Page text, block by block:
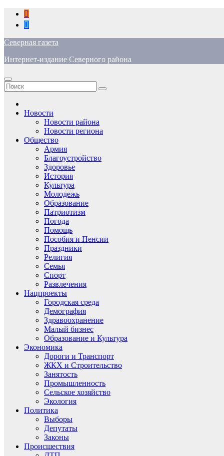
Перейти
содержимому
Северная газета
Интернет-издание Северного района
Новости
Новости района
Новости региона
Общество
Армия
Благоустройство
Здоровье
История
Культура
Молодежь
Образование
Патриотизм
Погода
Помощь
Пособия и Пенсии
Праздники
Религия
Семья
Спорт
Развлечения
Нацпроекты
Городская среда
Демография
Здравоохранение
Малый бизнес
Образование и Культура
Экономика
Дороги и Транспорт
ЖКХ и Строительство
Занятость
Промышленность
Сельское хозяйство
Экология
Политика
Выборы
Депутаты
Законы
Происшествия